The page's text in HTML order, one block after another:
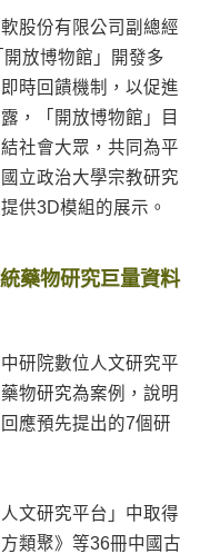
股份有限公司副總經
放博物館」開發多
時回饋機制，以促進
，「開放博物館」目
社會大眾，共同為平
立政治大學宗教研究
供3D模組的展示。
藥物研究巨量資料
研院數位人文研究平
物研究為案例，說明
應預先提出的7個研
文研究平台」中取得
類聚》等36冊中國古